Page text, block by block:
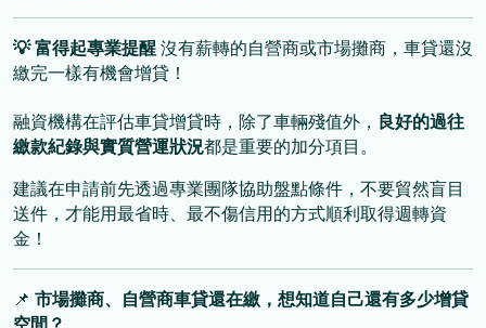
💡富得起專業提醒沒有薪轉的自營商或市場攤商，車貸還沒
繳完一樣有機會增貸！
融資機構在評估車貸增貸時，除了車輛殘值外， 良好的過往
繳款紀錄與實質營運狀況都是重要的加分項目。
建議在申請前先透過專業團隊協助盤點條件，不要貿然盲目
送件，才能用最省時、最不傷信用的方式順利取得週轉資
金！
📌 市場攤商、自營商車貸還在繳，想知道自己還有多少增貸